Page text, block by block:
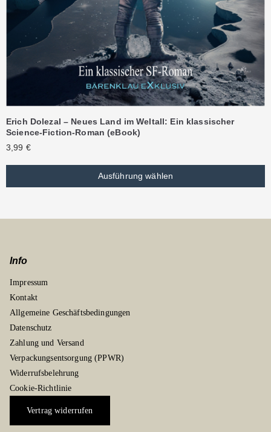
Erich Dolezal – Neues Land im Weltall: Ein klassischer
Science-Fiction-Roman (eBook)
3,99 €
Ausführung wählen
Info
Impressum
Kontakt
Allgemeine Geschäftsbedingungen
Datenschutz
Zahlung und Versand
Verpackungsentsorgung (PPWR)
Widerrufsbelehrung
Cookie-Richtlinie
Vertrag widerrufen